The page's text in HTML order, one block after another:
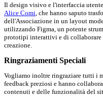
Il design visivo e l'interfaccia
Alice Comi, che hanno saputo
dell'Associazione in un layout
utilizzando Figma, un potente
prototipi interattivi e di collaborare
creazione.
Ringraziamenti Speciali
Vogliamo inoltre ringraziare tutti i
feedback preziosi e hanno
contenuti e delle funzionalità del